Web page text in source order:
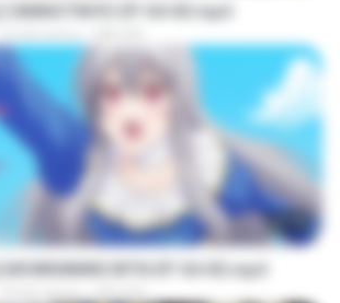
EP 04 HD.mp4
10 dni temu
EP 04 HD.mp4
18 dni temu SEIJOS